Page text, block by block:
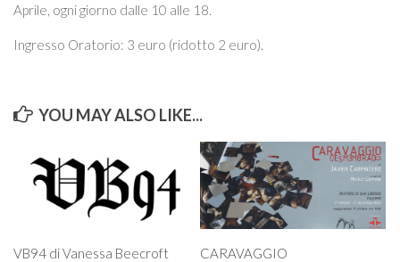
Aprile, ogni giorno dalle 10 alle 18.
Ingresso Oratorio: 3 euro (ridotto 2 euro).
YOU MAY ALSO LIKE...
VB94 di Vanessa Beecroft
CARAVAGGIO